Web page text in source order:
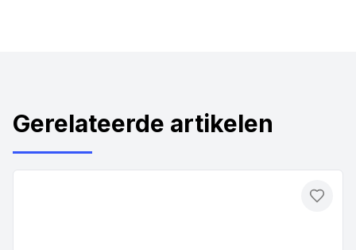
Gerelateerde artikelen